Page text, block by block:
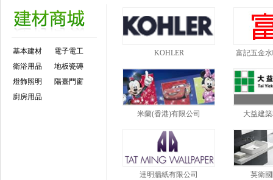
基本建材
電子電工
衛浴用品
地板瓷磚
燈飾照明
陽臺門窗
廚房用品
KOHLER 富記五金
米蘭(香港)有限公司 大益建
達明牆紙有限公司 英衛